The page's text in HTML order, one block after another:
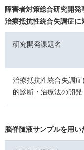
障害者対策総合研究開発
治療抵抗性統合失調症
研究開発課題名
治療抵抗性統合失調症
的診断・治療法の開発
脳脊髄液サンプルを用